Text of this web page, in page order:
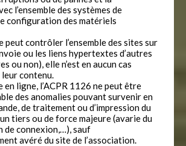
l’ensemble des systèmes de
configuration des matériels
peut contrôler l’ensemble des sites sur
ou les liens hypertextes d’autres
ou non), elle n’est en aucun cas
contenu.
en ligne, l’ACPR 1126 ne peut être
des anomalies pouvant survenir en
de traitement ou d’impression du
tiers ou de force majeure (avarie du
de connexion,…), sauf
avéré du site de l’association.